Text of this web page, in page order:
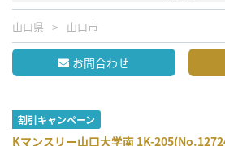
山口県 山口市
お問合わせ
割引キャンペーン
Kマンスリー山口大学南 1K-